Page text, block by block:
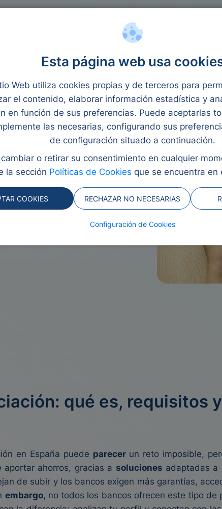
Esta página web usa
Web utiliza cookies propias y de terceros para
el contenido, elaborar información estadística y
en función de sus preferencias. Puede aceptarlas
las necesarias, configurando sus
de configuración situado a continuación.
o retirar su consentimiento en cualquier
la sección Políticas de Cookies que se encuentra en
COOKIES RECHAZAR NO NECESARIAS
Configuración de Cookies
Ley Segunda
y revisado por Eva Rampani
ahorros previos es posible
el 100 % del valor del
dirigida a perfiles
específicos. Aunque no es
bajo condiciones estrictas.
qué es, requisitos
en España puede parecer un reto imposible,
ahorros, gracias a soluciones adaptadas a
de subir y los bancos exigen más garantías,
embargo, no todos los bancos ofrecen este tipo de